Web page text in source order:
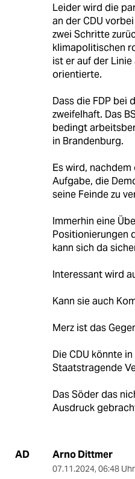
Leider wird die
an der CDU
zwei Schritte
klimapolitischen
ist er auf der
orientierte.
Dass die FDP bei
zweifelhaft. Das
bedingt
in Brandenburg.
Es wird, nachdem
Aufgabe, die
seine Feinde zu
Immerhin eine
Positionierungen
kann sich da
Interessant wird
Kann sie auch
Merz ist das
Die CDU könnte
Staatstragende
Das Söder das
Ausdruck
AD Arno Dittmer
07.11.2024, 06:48 Uhr